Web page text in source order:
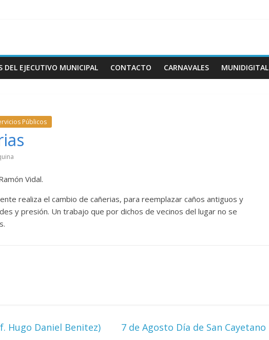
DEL EJECUTIVO MUNICIPAL CONTACTO CARNAVALES MUNIDIGITAL
Públicos
Vidal.
realiza el cambio de cañerias, para reemplazar caños antiguos y
y presión. Un trabajo que por dichos de vecinos del lugar no se
Hugo Daniel Benitez) 7 de Agosto Día de San Cayetano